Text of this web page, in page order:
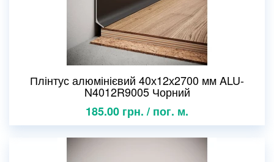
Плінтус алюмінієвий 40х12х2700 мм ALU-
N4012R9005 Чорний
185.00 грн. / пог. м.